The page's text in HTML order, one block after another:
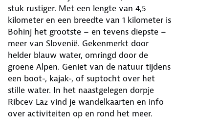
stuk rustiger. Met een lengte van 4,5
kilometer en een breedte van 1 kilometer is
Bohinj het grootste – en tevens diepste –
meer van Slovenië. Gekenmerkt door
helder blauw water, omringd door de
groene Alpen. Geniet van de natuur tijdens
een boot-, kajak-, of suptocht over het
stille water. In het naastgelegen dorpje
Ribcev Laz vind je wandelkaarten en info
over activiteiten op en rond het meer.